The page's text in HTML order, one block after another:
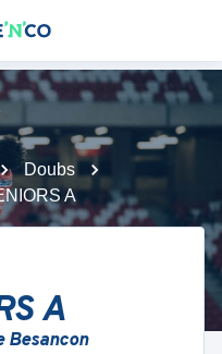
Doubs
A
A
Besancon